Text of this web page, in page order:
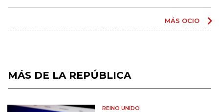
MÁS OCIO
MÁS DE LA REPÚBLICA
REINO UNIDO